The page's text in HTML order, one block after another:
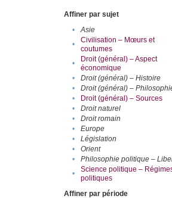
Affiner par sujet
•
Asie
•
Civilisation – Mœurs et
coutumes
•
Droit (général) – Aspect
économique
• Droit (général) – Histoire
•
Droit (général) –
•
Droit (général) – Sources
•
Droit naturel
•
Droit romain
•
Europe
•
Législation
•
Orient
•
Philosophie politique –
•
Science politique –
politiques
Affiner par période